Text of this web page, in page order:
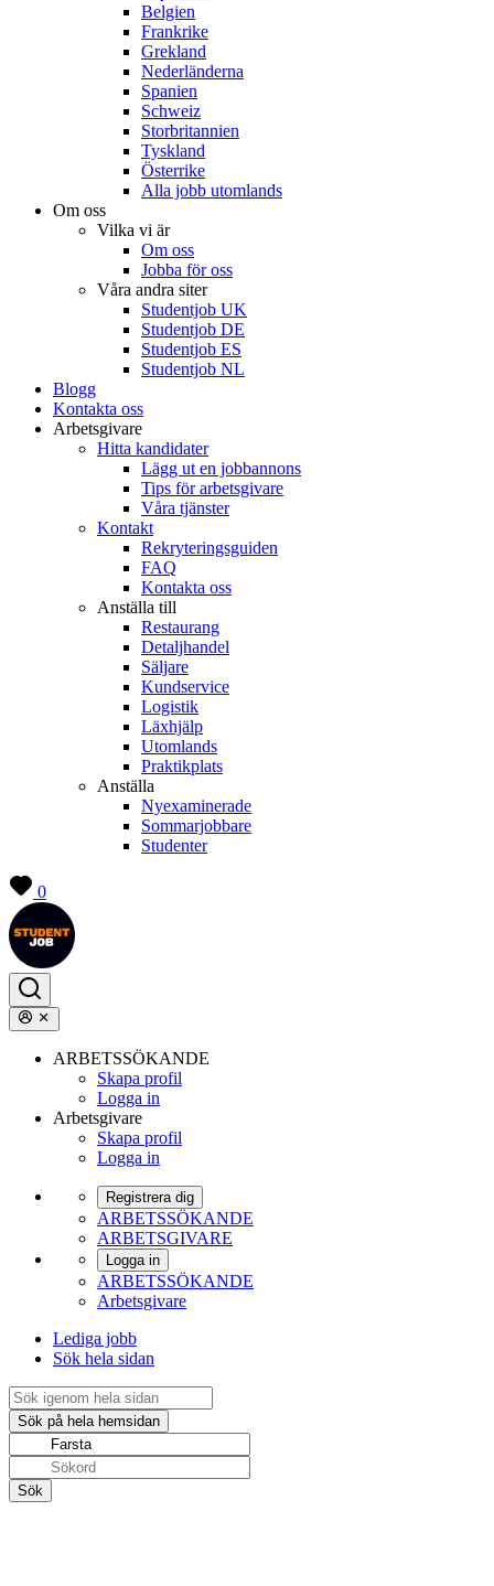
Belgien
Frankrike
Grekland
Nederländerna
Spanien
Schweiz
Storbritannien
Tyskland
Österrike
Alla jobb utomlands
Om oss
Vilka vi är
Om oss
Jobba för oss
Våra andra siter
Studentjob UK
Studentjob DE
Studentjob ES
Studentjob NL
Blogg
Kontakta oss
Arbetsgivare
Hitta kandidater
Lägg ut en jobbannons
Tips för arbetsgivare
Våra tjänster
Kontakt
Rekryteringsguiden
FAQ
Kontakta oss
Anställa till
Restaurang
Detaljhandel
Säljare
Kundservice
Logistik
Läxhjälp
Utomlands
Praktikplats
Anställa
Nyexaminerade
Sommarjobbare
Studenter
0
ARBETSSÖKANDE
Skapa profil
Logga in
Arbetsgivare
Skapa profil
Logga in
Registrera dig
ARBETSSÖKANDE
ARBETSGIVARE
Logga in
ARBETSSÖKANDE
Arbetsgivare
Lediga jobb
Sök hela sidan